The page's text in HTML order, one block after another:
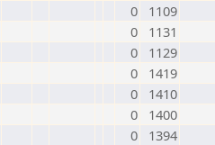
0
1109
0
1131
0
1129
0
1419
0
1410
0
1400
0
1394